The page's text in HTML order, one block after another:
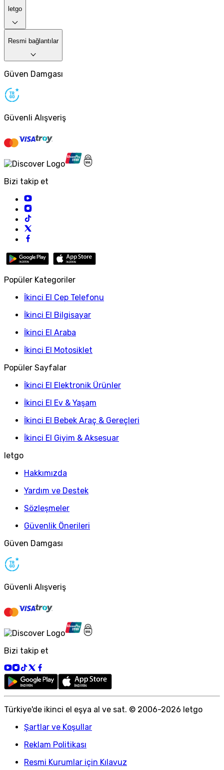
letgo
Resmi bağlantılar
Güven Damgası
Güvenli Alışveriş
Bizi takip et
Popüler Kategoriler
İkinci El Cep Telefonu
İkinci El Bilgisayar
İkinci El Araba
İkinci El Motosiklet
Popüler Sayfalar
İkinci El Elektronik Ürünler
İkinci El Ev & Yaşam
İkinci El Bebek Araç & Gereçleri
İkinci El Giyim & Aksesuar
letgo
Hakkımızda
Yardım ve Destek
Sözleşmeler
Güvenlik Önerileri
Güven Damgası
Güvenli Alışveriş
Bizi takip et
Türkiye'de ikinci el eşya al ve sat. © 2006-2026 letgo
Şartlar ve Koşullar
Reklam Politikası
Resmi Kurumlar için Kılavuz